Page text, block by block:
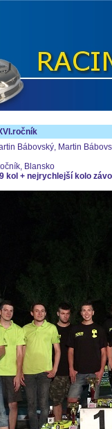
Bábovský, Martin
Blansko
kol + nejrychlejší kolo